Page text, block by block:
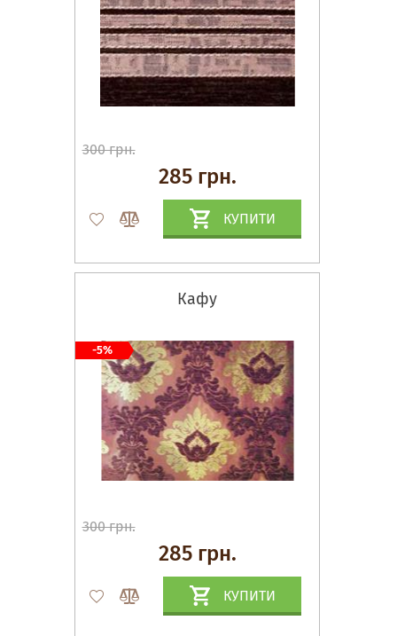
300 грн.
285 грн.
КУПИТИ
Кафу
300 грн.
285 грн.
КУПИТИ
-5%